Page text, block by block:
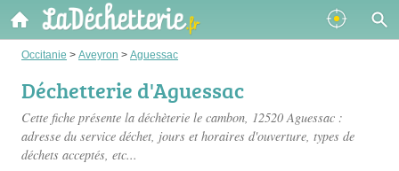
Occitanie > Aveyron > Aguessac
Déchetterie d'Aguessac
Cette fiche présente la déchèterie le cambon, 12520 Aguessac :
adresse du service déchet, jours et horaires d'ouverture, types de
déchets acceptés, etc...